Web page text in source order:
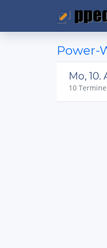
Power-
Mo, 10.
10